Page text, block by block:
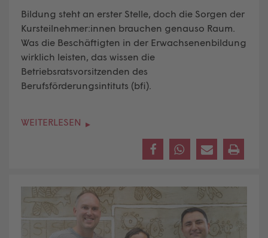
Bildung steht an erster Stelle, doch die Sorgen der
Kursteilnehmer:innen brauchen genauso Raum.
Was die Beschäftigten in der Erwachsenenbildung
wirklich leisten, das wissen die
Betriebsratsvorsitzenden des
Berufsförderungsintituts (bfi)
WEITERLESEN